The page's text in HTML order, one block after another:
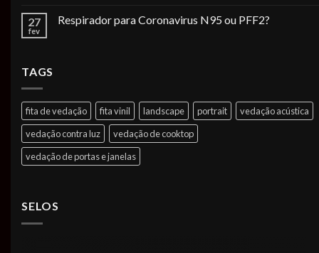
27
fev
Respirador para Coronavirus N95 ou PFF2?
TAGS
fita de vedação fita vinil landscape portrait
vedação acústica
vedação contra luz
vedação de cooktop
vedação de portas e janelas
SELOS